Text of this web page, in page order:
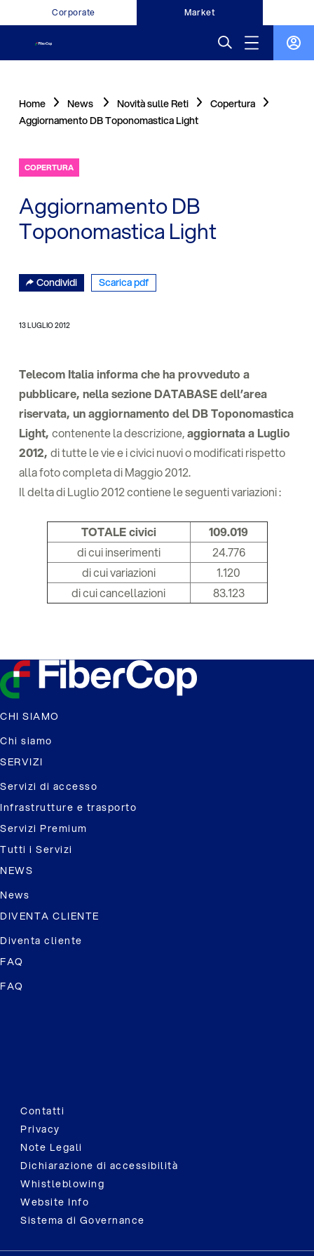
Corporate Market
Home News Novità sulle Reti
Copertura
Aggiornamento DB Toponomastica Light
COPERTURA
Aggiornamento DB
Toponomastica Light
Condividi Scarica pdf
13 LUGLIO 2012
Telecom Italia informa che ha provveduto a
pubblicare, nella sezione DATABASE dell’area
riservata, un aggiornamento del DB Toponomastica
Light, contenente la descrizione,aggiornata a Luglio
2012, di tutte le vie e i civici nuovi o modificati rispetto
alla foto completa di Maggio 2012.
Il delta di Luglio 2012 contiene le seguenti variazioni :
TOTALE civici
109.019
di cui inserimenti
24.776
di cui variazioni
1.120
di cui cancellazioni
83.123
CHI SIAMO
Chi siamo
SERVIZI
Servizi di accesso
Infrastrutture e trasporto
Servizi Premium
Tutti i Servizi
NEWS
News
DIVENTA CLIENTE
Diventa cliente
FAQ
FAQ
Contatti
Privacy
Note Legali
Dichiarazione di accessibilità
Whistleblowing
Website Info
Sistema di Governance